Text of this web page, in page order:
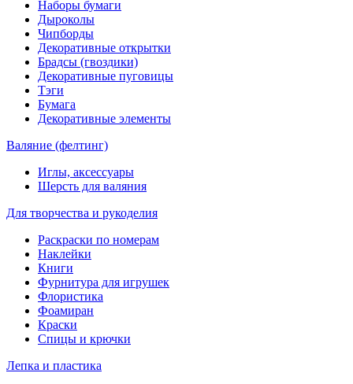
Наборы бумаги
Дыроколы
Чипборды
Декоративные открытки
Брадсы (гвоздики)
Декоративные пуговицы
Тэги
Бумага
Декоративные элементы
Валяние (фелтинг)
Иглы, аксессуары
Шерсть для валяния
Для творчества и рукоделия
Раскраски по номерам
Наклейки
Книги
Фурнитура для игрушек
Флористика
Фоамиран
Краски
Спицы и крючки
Лепка и пластика